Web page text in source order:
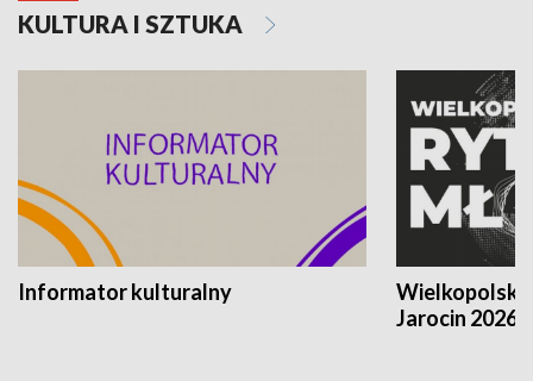
KULTURA I SZTUKA
Informator kulturalny
Jarocin 2026